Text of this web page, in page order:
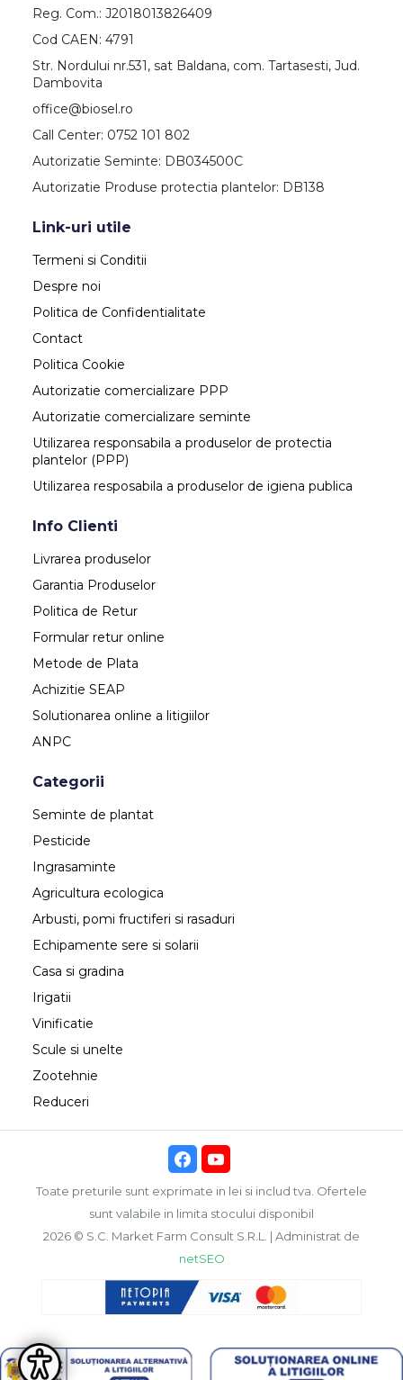
Reg. Com.: J2018013826409
Cod CAEN: 4791
Str. Nordului nr.531, sat Baldana, com. Tartasesti, Jud.
Dambovita
office@biosel.ro
Call Center: 0752 101 802
Autorizatie Seminte: DB034500C
Autorizatie Produse protectia plantelor: DB138
Link-uri utile
Termeni si Conditii
Despre noi
Politica de Confidentialitate
Contact
Politica Cookie
Autorizatie comercializare PPP
Autorizatie comercializare seminte
Utilizarea responsabila a produselor de protectia
plantelor (PPP)
Utilizarea resposabila a produselor de igiena publica
Info Clienti
Livrarea produselor
Garantia Produselor
Politica de Retur
Formular retur online
Metode de Plata
Achizitie SEAP
Solutionarea online a litigiilor
ANPC
Categorii
Seminte de plantat
Pesticide
Ingrasaminte
Agricultura ecologica
Arbusti, pomi fructiferi si rasaduri
Echipamente sere si solarii
Casa si gradina
Irigatii
Vinificatie
Scule si unelte
Zootehnie
Reduceri
Toate preturile sunt exprimate in lei si includ tva. Ofertele
sunt valabile in limita stocului disponibil
2026 © S.C. Market Farm Consult S.R.L. | Administrat de
netSEO